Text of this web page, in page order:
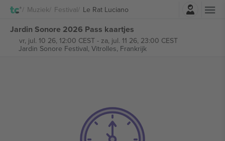
Muziek Festival Le Rat Luciano
Jardin Sonore 2026 Pass kaartjes
vr, jul. 10 26, 12:00 CEST- za, jul. 11 26, 23:00 CEST
Jardin Sonore Festival, Vitrolles, Frankrijk